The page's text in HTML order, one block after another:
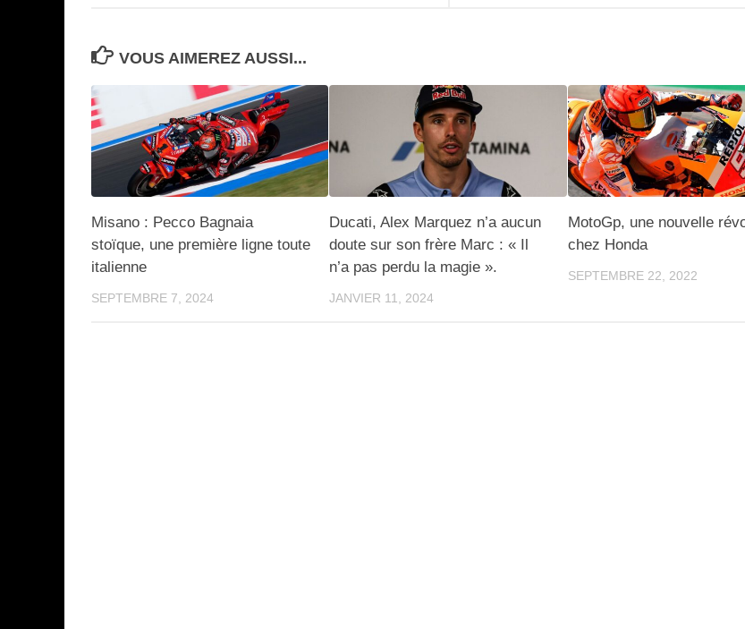
VOUS AIMEREZ AUSSI...
Misano : Pecco Bagnaia
stoïque, une première ligne toute
italienne
SEPTEMBRE 7, 2024
Ducati, Alex Marquez n’a aucun
doute sur son frère Marc : « Il
n’a pas perdu la magie ».
JANVIER 11, 2024
MotoGp, une nouvelle
chez Honda
SEPTEMBRE 22, 2022